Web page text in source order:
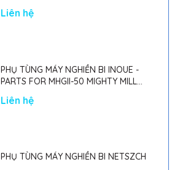
Liên hệ
PHỤ TÙNG MÁY NGHIỀN BI INOUE -
PARTS FOR MHGII-50 MIGHTY MILL
Liên hệ
PHỤ TÙNG MÁY NGHIỀN BI NETSZCH